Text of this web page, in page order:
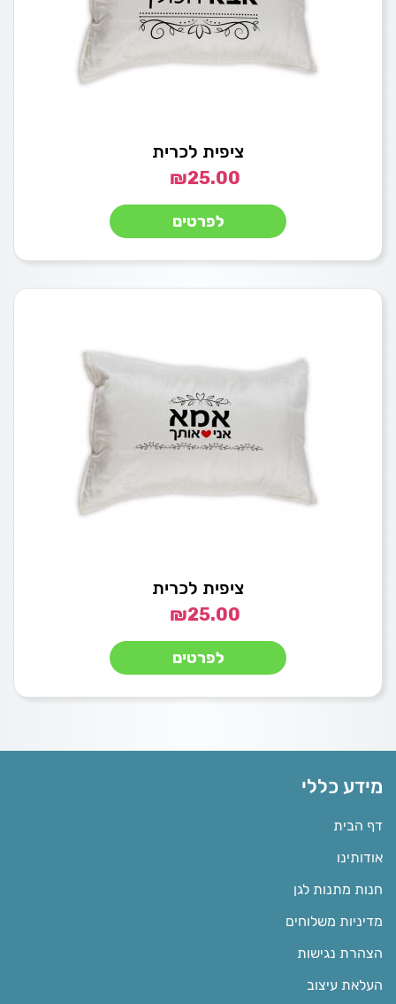
ציפית לכרית
₪25.00
לפרטים
ציפית לכרית
₪25.00
לפרטים
מידע כללי
דף הבית
אודותינו
חנות מתנות לגן
מדיניות משלוחים
הצהרת נגישות
העלאת עיצוב